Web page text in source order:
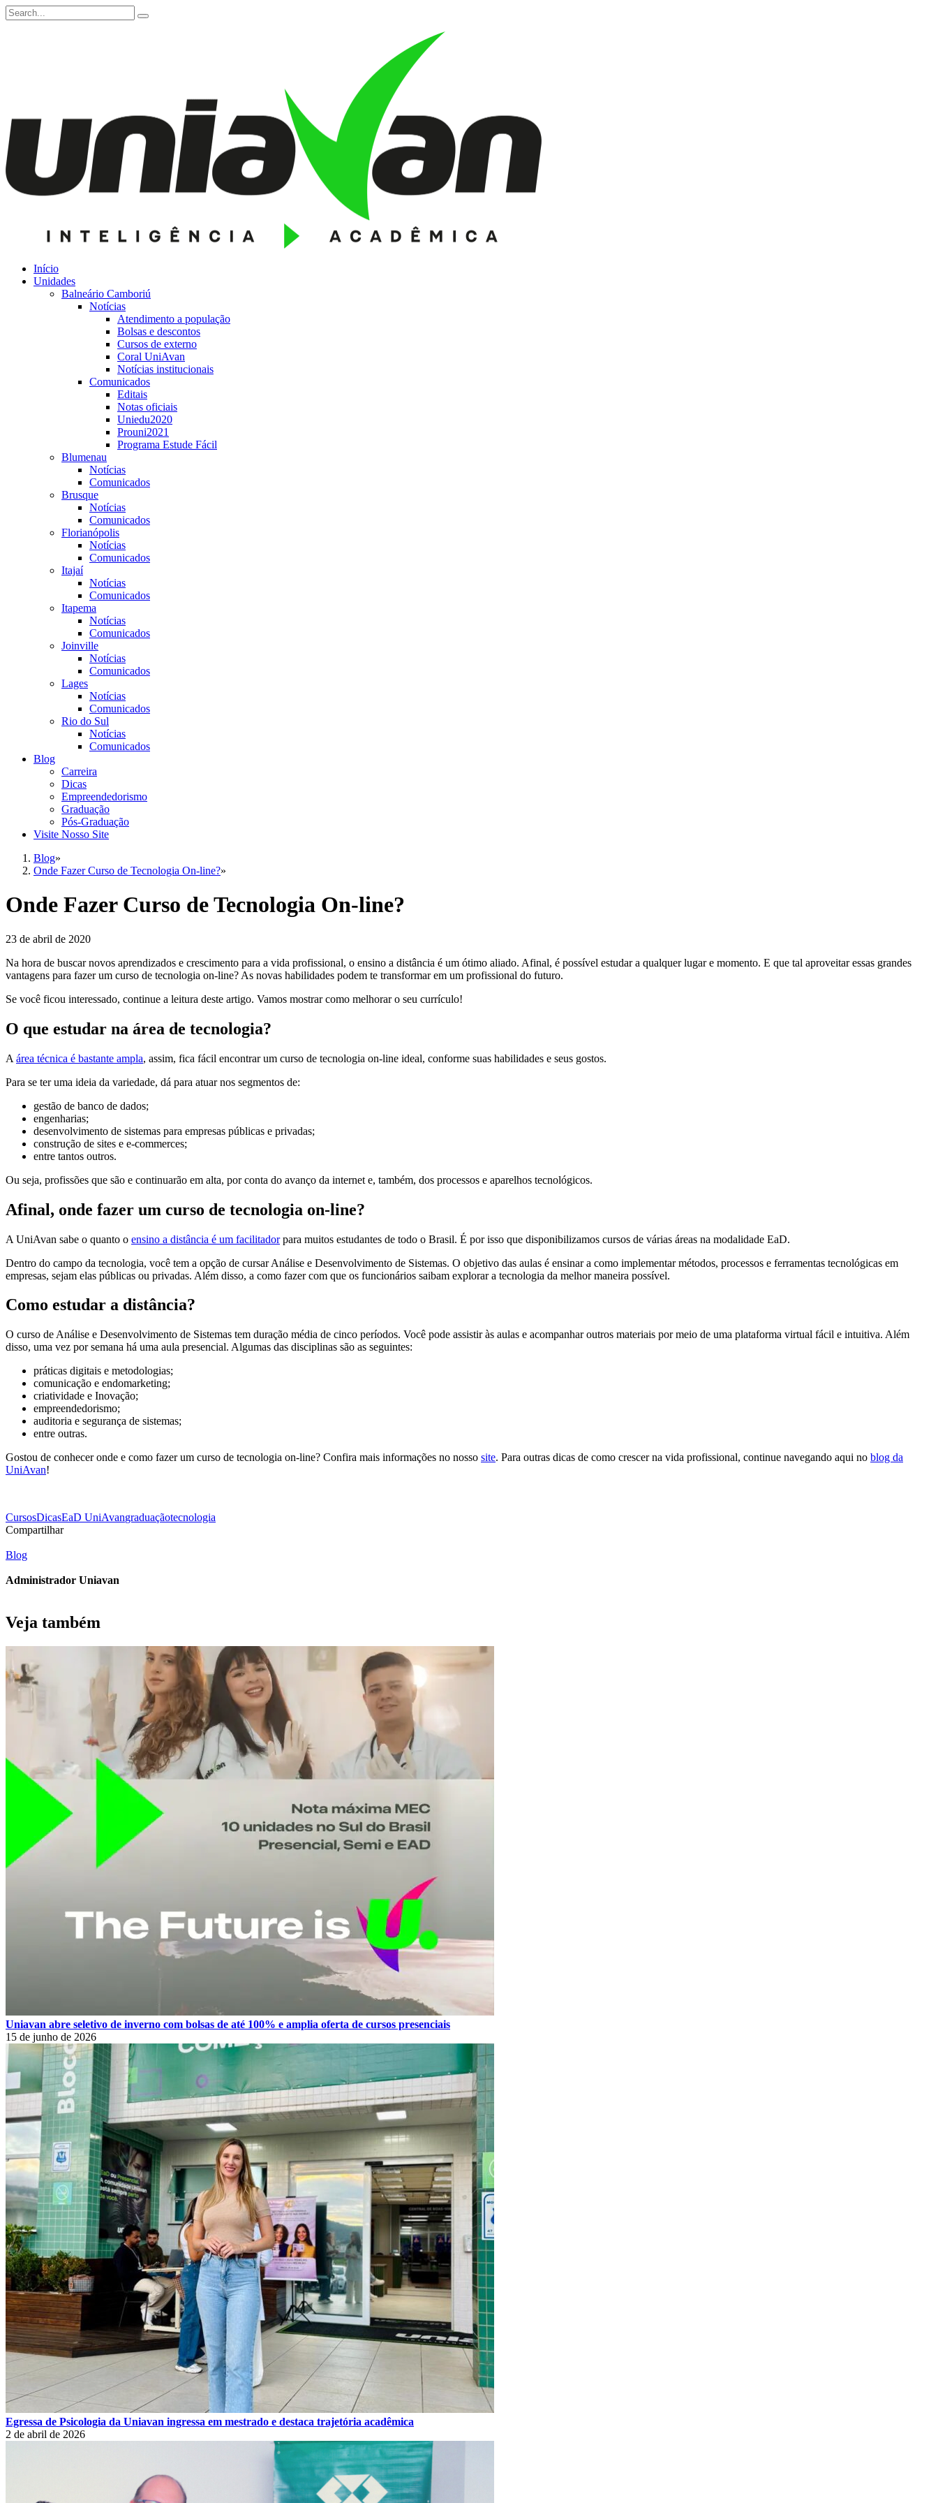
Início
Unidades
Balneário Camboriú
Notícias
Atendimento a população
Bolsas e descontos
Cursos de externo
Coral UniAvan
Notícias institucionais
Comunicados
Editais
Notas oficiais
Uniedu2020
Prouni2021
Programa Estude Fácil
Blumenau
Notícias
Comunicados
Brusque
Notícias
Comunicados
Florianópolis
Notícias
Comunicados
Itajaí
Notícias
Comunicados
Itapema
Notícias
Comunicados
Joinville
Notícias
Comunicados
Lages
Notícias
Comunicados
Rio do Sul
Notícias
Comunicados
Blog
Carreira
Dicas
Empreendedorismo
Graduação
Pós-Graduação
Visite Nosso Site
Blog»
Onde Fazer Curso de Tecnologia On-line?»
Onde Fazer Curso de Tecnologia On-line?
23 de abril de 2020
Na hora de buscar novos aprendizados e crescimento para a vida profissional, o ensino a distância é um ótimo aliado. Afinal, é possível estudar a qualquer lugar e momento. E que tal aproveitar essas grandes
vantagens para fazer um curso de tecnologia on-line? As novas habilidades podem te transformar em um profissional do futuro.
Se você ficou interessado, continue a leitura deste artigo. Vamos mostrar como melhorar o seu currículo!
O que estudar na área de tecnologia?
A área técnica é bastante ampla, assim, fica fácil encontrar um curso de tecnologia on-line ideal, conforme suas habilidades e seus gostos.
Para se ter uma ideia da variedade, dá para atuar nos segmentos de:
gestão de banco de dados;
engenharias;
desenvolvimento de sistemas para empresas públicas e privadas;
construção de sites e e-commerces;
entre tantos outros.
Ou seja, profissões que são e continuarão em alta, por conta do avanço da internet e, também, dos processos e aparelhos tecnológicos.
Afinal, onde fazer um curso de tecnologia on-line?
A UniAvan sabe o quanto o ensino a distância é um facilitadorpara muitos estudantes de todo o Brasil. É por isso que disponibilizamos cursos de várias áreas na modalidade EaD.
Dentro do campo da tecnologia, você tem a opção de cursar Análise e Desenvolvimento de Sistemas. O objetivo das aulas é ensinar a como implementar métodos, processos e ferramentas tecnológicas em
empresas, sejam elas públicas ou privadas. Além disso, a como fazer com que os funcionários saibam explorar a tecnologia da melhor maneira possível.
Como estudar a distância?
O curso de Análise e Desenvolvimento de Sistemas tem duração média de cinco períodos. Você pode assistir às aulas e acompanhar outros materiais por meio de uma plataforma virtual fácil e intuitiva. Além
disso, uma vez por semana há uma aula presencial. Algumas das disciplinas são as seguintes:
práticas digitais e metodologias;
comunicação e endomarketing;
criatividade e Inovação;
empreendedorismo;
auditoria e segurança de sistemas;
entre outras.
Gostou de conhecer onde e como fazer um curso de tecnologia on-line? Confira mais informações no nosso site. Para outras dicas de como crescer na vida profissional, continue navegando aqui no blog da
UniAvan!
CursosDicasEaD UniAvangraduaçãotecnologia
Compartilhar
Blog
Administrador Uniavan
Veja também
Uniavan abre seletivo de inverno com bolsas de até 100% e amplia oferta de cursos presenciais
15 de junho de 2026
Egressa de Psicologia da Uniavan ingressa em mestrado e destaca trajetória acadêmica
2 de abril de 2026